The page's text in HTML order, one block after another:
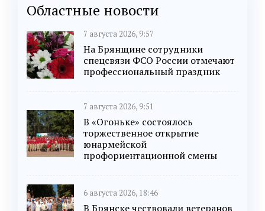
Областные новости
7 августа 2026, 9:57
На Брянщине сотрудники
спецсвязи ФСО России отмечают
профессиональный праздник
7 августа 2026, 9:51
В «Огоньке» состоялось
торжественное открытие
юнармейской
профориентационной смены
6 августа 2026, 18:46
В Брянске чествовали ветеранов